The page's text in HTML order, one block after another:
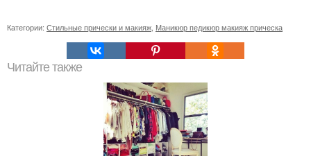
Категории: Стильные прически и макияж Маникюр педикюр макияж прическа
Читайте также